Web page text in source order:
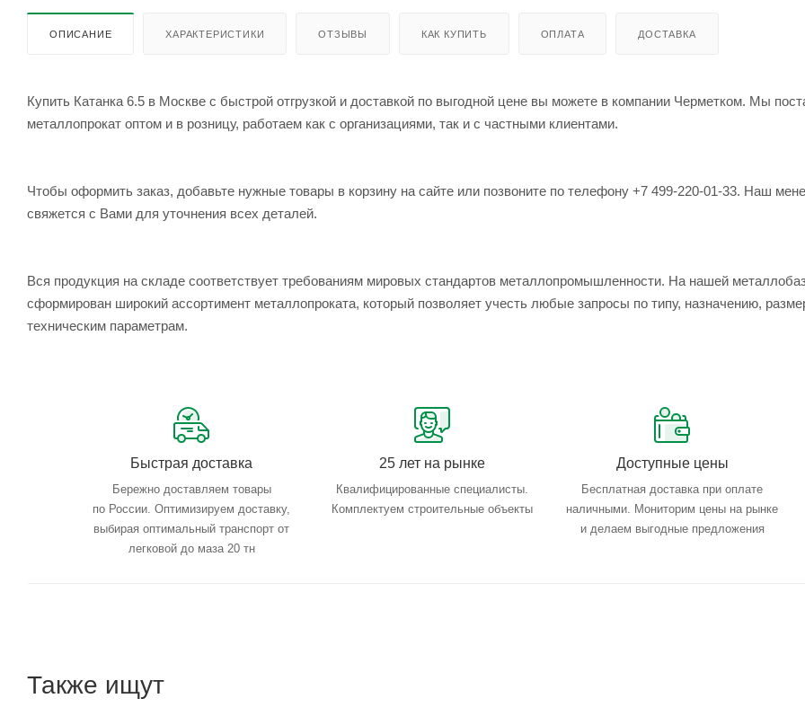
ОПИСАНИЕ ХАРАКТЕРИСТИКИ ОТЗЫВЫ КАК КУПИТЬ ОПЛАТА ДОСТАВКА
Купить Катанка 6.5 в Москве с быстрой отгрузкой и доставкой по выгодной цене вы можете в компании Черметком. Мы
металлопрокат оптом и в розницу, работаем как с организациями, так и с частными клиентами.
Чтобы оформить заказ, добавьте нужные товары в корзину на сайте или позвоните по телефону +7 499-220-01-33. Наш
свяжется с Вами для уточнения всех деталей.
Вся продукция на складе соответствует требованиям мировых стандартов металлопромышленности. На нашей
сформирован широкий ассортимент металлопроката, который позволяет учесть любые запросы по типу, назначению,
техническим параметрам.
Быстрая доставка
Бережно доставляем товары
по России. Оптимизируем доставку,
выбирая оптимальный транспорт от
легковой до маза 20 тн
25 лет на рынке
Квалифицированные специалисты.
Комплектуем строительные объекты
Доступные цены
Бесплатная доставка при оплате
наличными. Мониторим цены на рынке
и делаем выгодные предложения
Также ищут